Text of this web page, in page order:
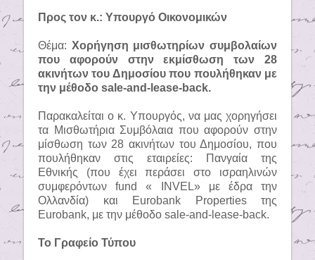
Προς τον κ.: Υπουργό Οικονομικών
Θέμα: Χορήγηση μισθωτηρίων συμβολαίων
που αφορούν στην εκμίσθωση των 28
ακινήτων του Δημοσίου που πουλήθηκαν με
την μέθοδο sale-and-lease-back.
Παρακαλείται ο κ. Υπουργός, να μας χορηγήσει
τα Μισθωτήρια Συμβόλαια που αφορούν στην
μίσθωση των 28 ακινήτων του Δημοσίου, που
πουλήθηκαν στις εταιρείες: Πανγαία της
Εθνικής (που έχει περάσει στο ισραηλινών
συμφερόντων fund « ΙNVEL» με έδρα την
Ολλανδία) και Eurobank Properties της
Eurobank, με την μέθοδο sale-and-lease-back.
Το Γραφείο Τύπου